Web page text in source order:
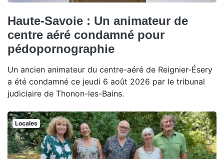
Haute-Savoie : Un animateur de
centre aéré condamné pour
pédopornographie
Un ancien animateur du centre-aéré de Reignier-Ésery
a été condamné ce jeudi 6 août 2026 par le tribunal
judiciaire de Thonon-les-Bains.
Locales